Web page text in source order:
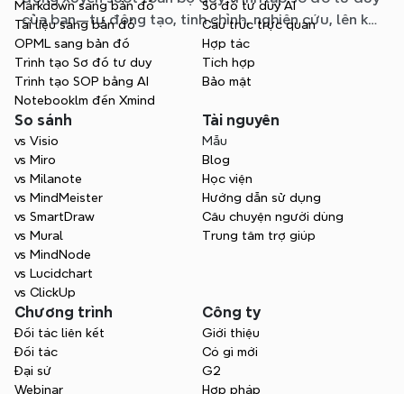
của bạn—tự động tạo, tinh chỉnh, nghiên cứu, lên kế
hoạch và xuất bản, tất cả mà không cần rời khỏi sơ
đồ của bạn.
Markdown sang bản đồ
Tài liệu sang bản đồ
OPML sang bản đồ
Trình tạo Sơ đồ tư duy
Trình tạo SOP bằng AI
Notebooklm đến Xmind
Sơ đồ tư duy AI
Cấu trúc trực quan
Hợp tác
Tích hợp
Bảo mật
So sánh
vs Visio
vs Miro
vs Milanote
vs MindMeister
vs SmartDraw
vs Mural
vs MindNode
vs Lucidchart
vs ClickUp
Tài nguyên
Mẫu
Blog
Học viện
Hướng dẫn sử dụng
Câu chuyện người dùng
Trung tâm trợ giúp
Chương trình
Đối tác liên kết
Đối tác
Đại sứ
Webinar
Công ty
Giới thiệu
Có gì mới
G2
Hợp pháp